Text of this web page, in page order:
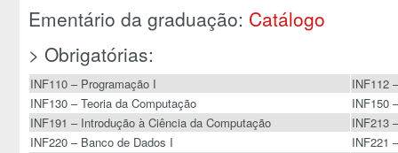
Ementário da graduação: Catálogo
> Obrigatórias:
INF110 – Programação I
INF112
INF130 – Teoria da Computação
INF150
INF191 – Introdução à Ciência da Computação
INF213
INF220 – Banco de Dados I
INF221